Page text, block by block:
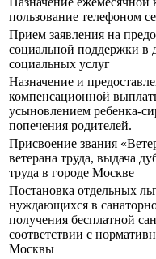
пользование телефоном
Прием заявления на
социальной поддержки
социальных услуг
Назначение и
компенсационной
усыновлением ребенка-
попечения родителей.
Присвоение звания
ветерана труда, выдача
труда в городе Москве
Постановка отдельных
нуждающихся в
получения бесплатной
соответствии с
Москвы